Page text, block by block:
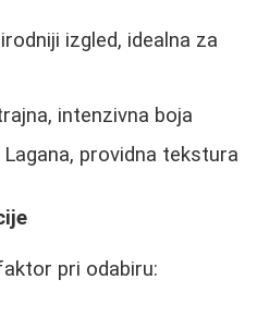
izgled, idealna za
intenzivna boja
Lagana, providna tekstura
pri odabiru: